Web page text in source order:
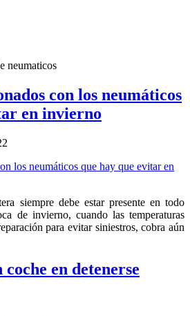
neumaticos
con los neumáticos
en invierno
siempre debe estar presente en todo
de invierno, cuando las temperaturas
para evitar siniestros, cobra aún
en detenerse